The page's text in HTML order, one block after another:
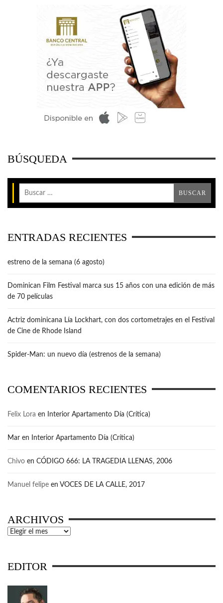
BÚSQUEDA
ENTRADAS RECIENTES
estreno de la semana (6 agosto)
Dominican Film Festival marca sus 15 años con una edición de más
de 70 películas
Actriz dominicana Lía Lockhart, con dos cortometrajes en el Festival
de Cine de Rhode Island
Spider-Man: un nuevo día (estrenos de la semana)
COMENTARIOS RECIENTES
Felix Lora en Interior Apartamento Día (Crítica)
Mar en Interior Apartamento Día (Crítica)
Chivo en CÓDIGO 666: LA TRAGEDIA LLENAS, 2006
Manuel felipe en VOCES DE LA CALLE, 2017
ARCHIVOS
Archivos
EDITOR